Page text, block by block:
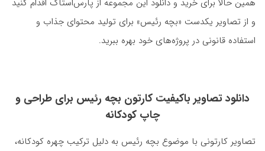
و از تصاویر یکدست «بچه رئیس» برای تولید محتوای جذاب و
استفاده قانونی در پروژه‌های خود بهره ببرید.
دانلود تصاویر باکیفیت کارتون بچه رئیس برای طراحی و
چاپ کودکانه
تصاویر کارتونی با موضوع بچه رئیس به دلیل ترکیب چهره کودکانه،